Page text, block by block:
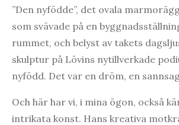
”Den nyfödde”, det ovala
som svävade på en
rummet, och belyst av takets
skulptur på Lövins nytillverkade
nyfödd. Det var en dröm, en
Och här har vi, i mina ögon, också
intrikata konst. Hans kreativa